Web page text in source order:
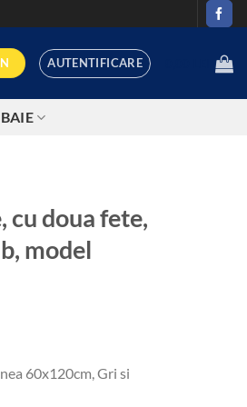
AUTENTIFICARE
BAIE
cu doua fete,
model
60x120cm, Gri si